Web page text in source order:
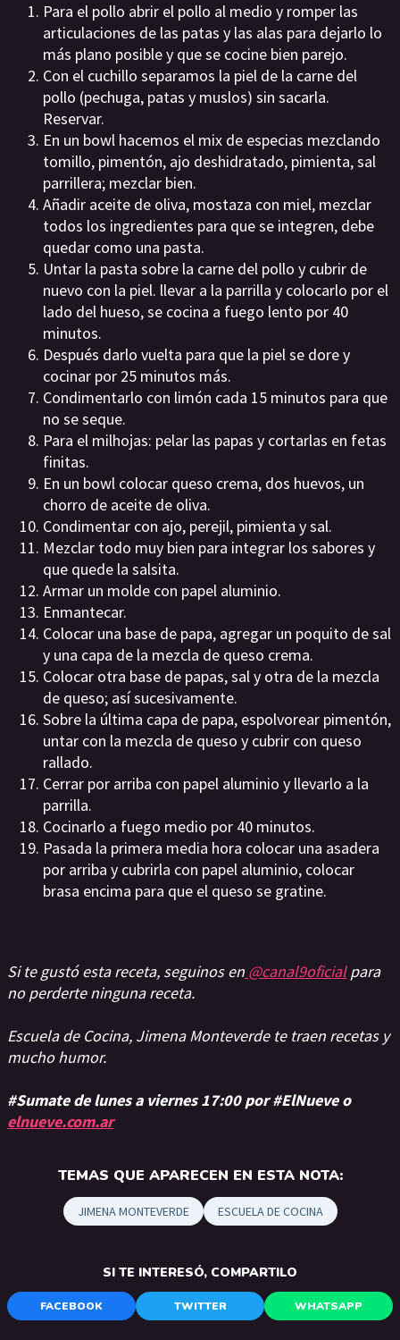
Para el pollo abrir el pollo al medio y romper las
articulaciones de las patas y las alas para dejarlo lo
más plano posible y que se cocine bien parejo.
Con el cuchillo separamos la piel de la carne del
pollo (pechuga, patas y muslos) sin sacarla.
Reservar.
En un bowl hacemos el mix de especias mezclando
tomillo, pimentón, ajo deshidratado, pimienta, sal
parrillera; mezclar bien.
Añadir aceite de oliva, mostaza con miel, mezclar
todos los ingredientes para que se integren, debe
quedar como una pasta.
Untar la pasta sobre la carne del pollo y cubrir de
nuevo con la piel. llevar a la parrilla y colocarlo por el
lado del hueso, se cocina a fuego lento por 40
minutos.
Después darlo vuelta para que la piel se dore y
cocinar por 25 minutos más.
Condimentarlo con limón cada 15 minutos para que
no se seque.
Para el milhojas: pelar las papas y cortarlas en fetas
finitas.
En un bowl colocar queso crema, dos huevos, un
chorro de aceite de oliva.
Condimentar con ajo, perejil, pimienta y sal.
Mezclar todo muy bien para integrar los sabores y
que quede la salsita.
Armar un molde con papel aluminio.
Enmantecar.
Colocar una base de papa, agregar un poquito de sal
y una capa de la mezcla de queso crema.
Colocar otra base de papas, sal y otra de la mezcla
de queso; así sucesivamente.
Sobre la última capa de papa, espolvorear pimentón,
untar con la mezcla de queso y cubrir con queso
rallado.
Cerrar por arriba con papel aluminio y llevarlo a la
parrilla.
Cocinarlo a fuego medio por 40 minutos.
Pasada la primera media hora colocar una asadera
por arriba y cubrirla con papel aluminio, colocar
brasa encima para que el queso se gratine.
Si te gustó esta receta, seguinos en @canal9oficialpara
no perderte ninguna receta.
Escuela de Cocina, Jimena Monteverde te traen recetas y
mucho humor.
#Sumate de lunes a viernes 17:00 por #ElNueve o
elnueve.com.ar
TEMAS QUE APARECEN EN ESTA NOTA:
JIMENA MONTEVERDE ESCUELA DE COCINA
SI TE INTERESÓ, COMPARTILO
FACEBOOK TWITTER WHATSAPP